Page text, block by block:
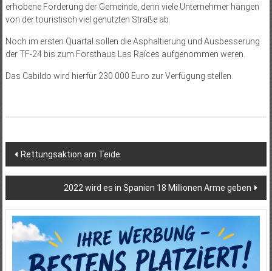
erhobene Forderung der Gemeinde, denn viele Unternehmer hängen
von der touristisch viel genutzten Straße ab.
Noch im ersten Quartal sollen die Asphaltierung und Ausbesserung
der TF-24 bis zum Forsthaus Las Raíces aufgenommen weren.
Das Cabildo wird hierfür 230.000 Euro zur Verfügung stellen.
Beitragsnavigation
Rettungsaktion am Teide
2022 wird es in Spanien 18 Millionen Arme geben